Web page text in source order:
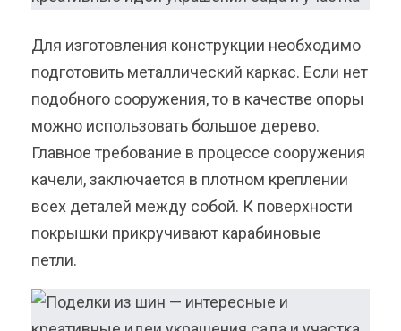
Для изготовления конструкции необходимо
подготовить металлический каркас. Если нет
подобного сооружения, то в качестве опоры
можно использовать большое дерево.
Главное требование в процессе сооружения
качели, заключается в плотном креплении
всех деталей между собой. К поверхности
покрышки прикручивают карабиновые
петли.